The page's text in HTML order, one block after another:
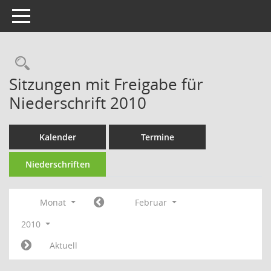
Toggle navigation
Rechercheauswahl
Sitzungen mit Freigabe für
Niederschrift 2010
Kalender Termine
Niederschriften
Monat
Februar
2010
Aktuell